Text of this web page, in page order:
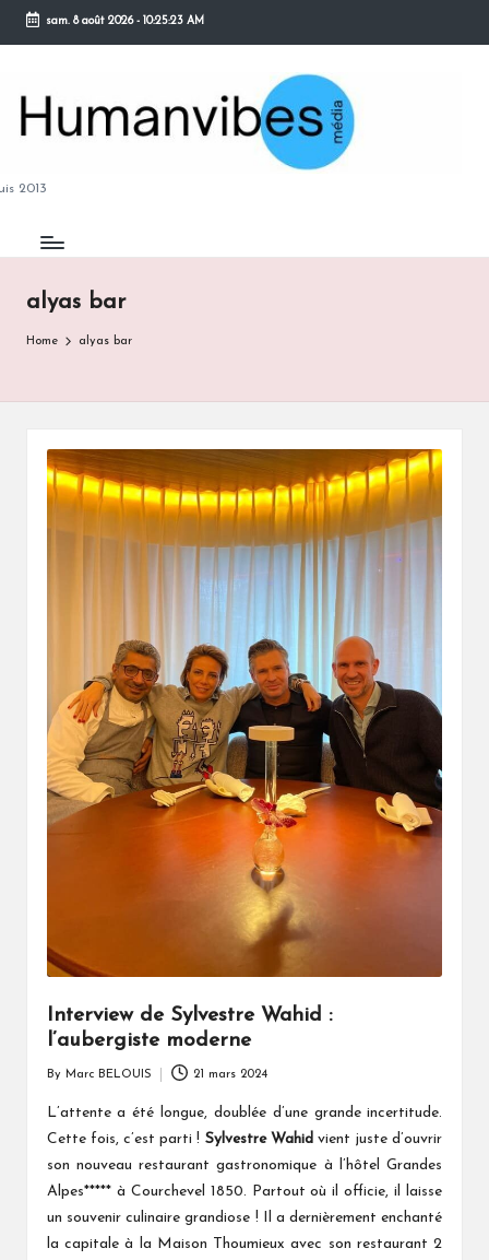
Skip
content
sam. 8 août 2026- 10:25:24 AM
2013
alyas bar
Home alyas bar
Interview de Sylvestre Wahid :
l’aubergiste moderne
by
By Marc BELOUIS 21 mars 2024
L’attente a été longue, doublée d’une grande incertitude.
Cette fois, c’est parti ! Sylvestre Wahid vient juste d’ouvrir
son nouveau restaurant gastronomique à l’hôtel Grandes
Alpes***** à Courchevel 1850. Partout où il officie, il laisse
un souvenir culinaire grandiose ! Il a dernièrement enchanté
la capitale à la Maison Thoumieux avec son restaurant 2